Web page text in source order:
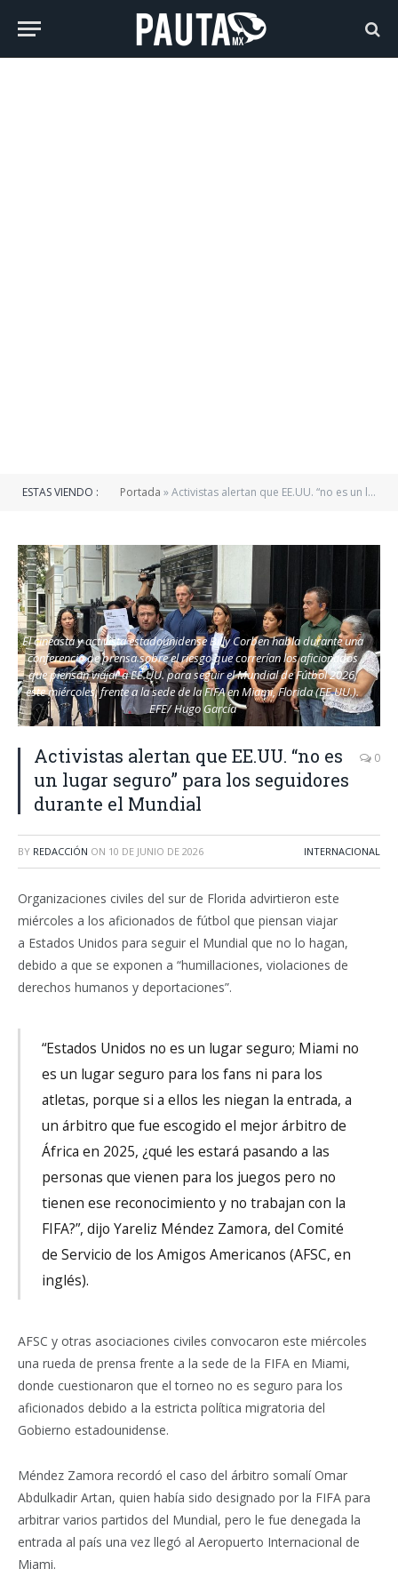
ESTAS VIENDO : Portada »Activistas alertan que EE.UU. “no es un lugar seguro” para los seguidores durante el Mundial
El cineasta y activista estadounidense Billy Corben habla durante una
conferencia de prensa sobre el riesgo que correrían los aficionados
que piensan viajar a EE.UU. para seguir el Mundial de Fútbol 2026,
este miércoles, frente a la sede de la FIFA en Miami, Florida (EE.UU.).
EFE/ Hugo García
Activistas alertan que EE.UU. “no es
un lugar seguro” para los seguidores
durante el Mundial
0
BY REDACCIÓN ON 10 DE JUNIO DE 2026 INTERNACIONAL
Organizaciones civiles del sur de Florida advirtieron este
miércoles a los aficionados de fútbol que piensan viajar
a Estados Unidos para seguir el Mundial que no lo hagan,
debido a que se exponen a “humillaciones, violaciones de
derechos humanos y deportaciones”.
“Estados Unidos no es un lugar seguro; Miami no
es un lugar seguro para los fans ni para los
atletas, porque si a ellos les niegan la entrada, a
un árbitro que fue escogido el mejor árbitro de
África en 2025, ¿qué les estará pasando a las
personas que vienen para los juegos pero no
tienen ese reconocimiento y no trabajan con la
FIFA?”, dijo Yareliz Méndez Zamora, del Comité
de Servicio de los Amigos Americanos (AFSC, en
inglés).
AFSC y otras asociaciones civiles convocaron este miércoles
una rueda de prensa frente a la sede de la FIFA en Miami,
donde cuestionaron que el torneo no es seguro para los
aficionados debido a la estricta política migratoria del
Gobierno estadounidense.
Méndez Zamora recordó el caso del árbitro somalí Omar
Abdulkadir Artan, quien había sido designado por la FIFA para
arbitrar varios partidos del Mundial, pero le fue denegada la
entrada al país una vez llegó al Aeropuerto Internacional de
Miami.